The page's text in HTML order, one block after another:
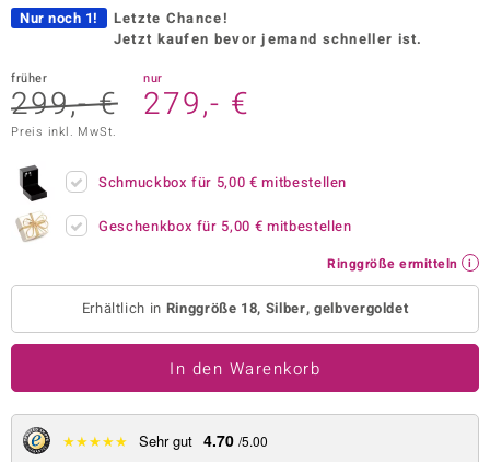
Collection
BY DE MELO
Nur noch 1!
Letzte Chance!
Jetzt kaufen bevor jemand schneller ist.
früher
299,- €
nur
279,- €
Preis inkl. MwSt.
Schmuckbox für 5,00 € mitbestellen
Geschenkbox für 5,00 € mitbestellen
Ringgröße ermitteln
Erhältlich in Ringgröße 18, Silber, gelbvergoldet
In den Warenkorb
★★★★★ Sehr gut 4.70 /5.00